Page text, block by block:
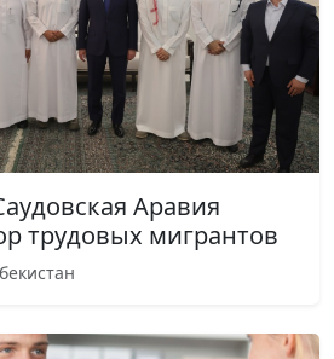
Аравия
трудовых мигрантов